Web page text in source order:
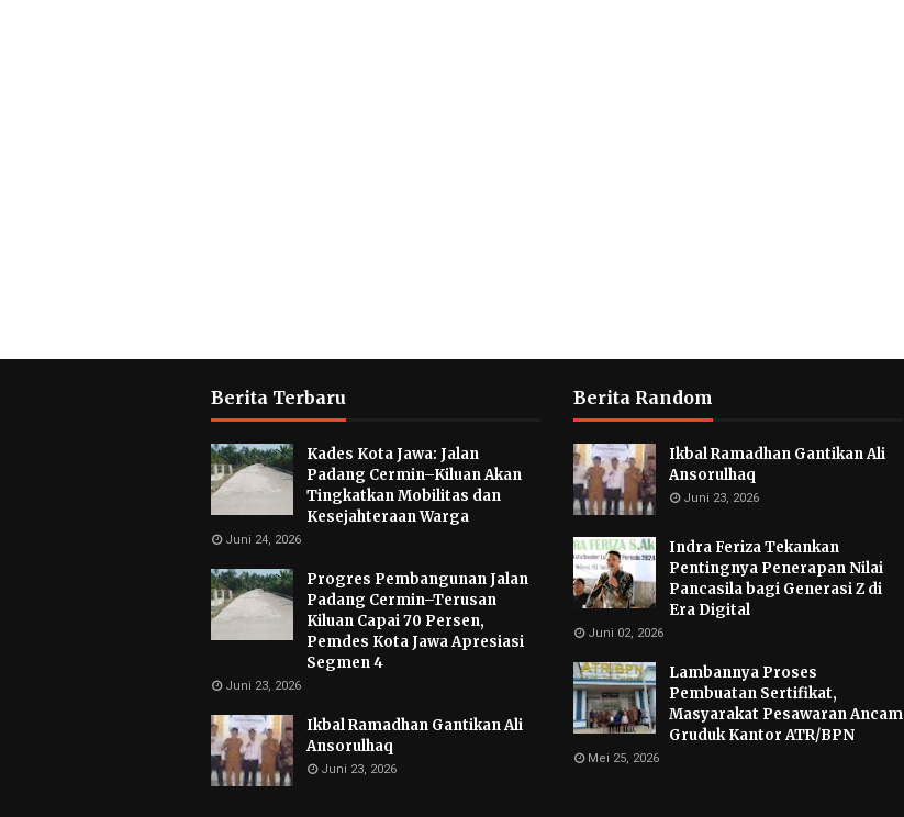
Berita Terbaru
Kades Kota Jawa: Jalan
Padang Cermin–Kiluan Akan
Tingkatkan Mobilitas dan
Kesejahteraan Warga
Juni 24, 2026
Progres Pembangunan Jalan
Padang Cermin–Terusan
Kiluan Capai 70 Persen,
Pemdes Kota Jawa Apresiasi
Segmen 4
Juni 23, 2026
Ikbal Ramadhan Gantikan Ali
Ansorulhaq
Juni 23, 2026
Berita Random
Ikbal Ramadhan Gantikan Ali
Ansorulhaq
Juni 23, 2026
Indra Feriza Tekankan
Pentingnya Penerapan Nilai
Pancasila bagi Generasi Z di
Era Digital
Juni 02, 2026
Lambannya Proses
Pembuatan Sertifikat,
Masyarakat Pesawaran Ancam
Gruduk Kantor ATR/BPN
Mei 25, 2026